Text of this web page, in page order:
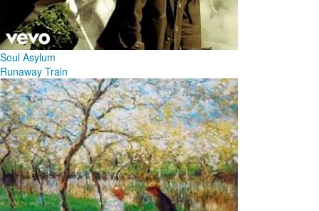
Soul Asylum
Runaway Train